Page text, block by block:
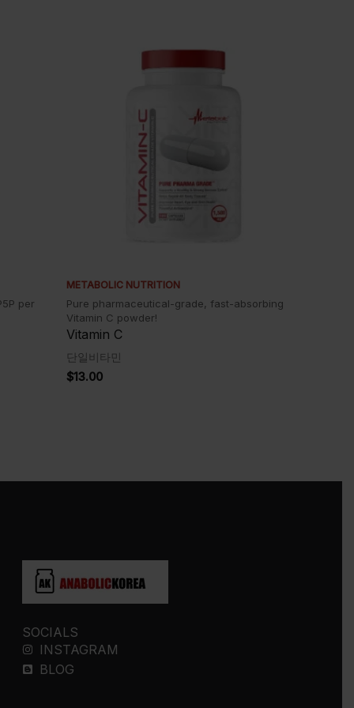
per
METABOLIC NUTRITION
Pure pharmaceutical-grade, fast-absorbing
Vitamin C powder!
Vitamin C
단일비타민
$13.00
SOCIALS
INSTAGRAM
BLOG